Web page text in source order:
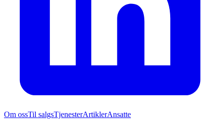
Om ossTil salgsTjenesterArtiklerAnsatte